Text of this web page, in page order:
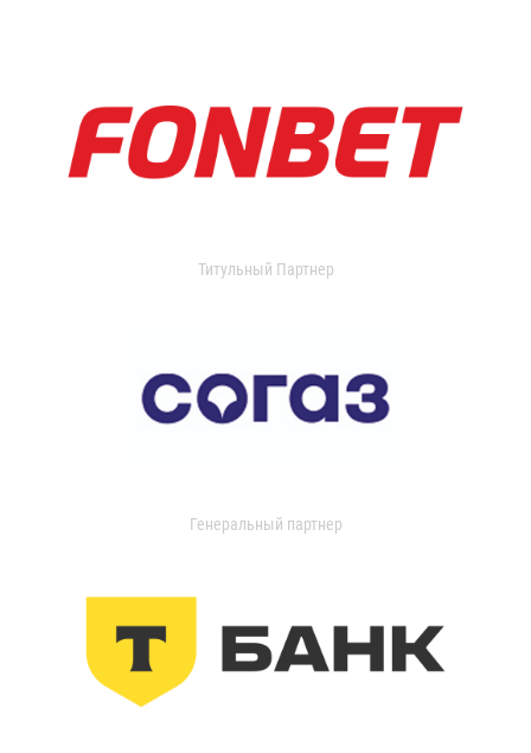
Титульный Партнер
Генеральный партнер